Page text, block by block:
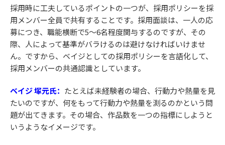
採用時に工夫しているポイントの一つが、採用ポリシーを採
用メンバー全員で共有することです。採用面談は、一人の応
募につき、職能横断で5〜6名程度関与するのですが、その
際、人によって基準がバラけるのは避けなければいけませ
ん。ですから、ベイジとしての採用ポリシーを言語化して、
採用メンバーの共通認識としています。
ベイジ 塚元氏： たとえば未経験者の場合、行動力や熱量を見
たいのですが、何をもって行動力や熱量を測るのかという問
題が出てきます。その場合、作品数を一つの指標にしようと
いうようなイメージです。